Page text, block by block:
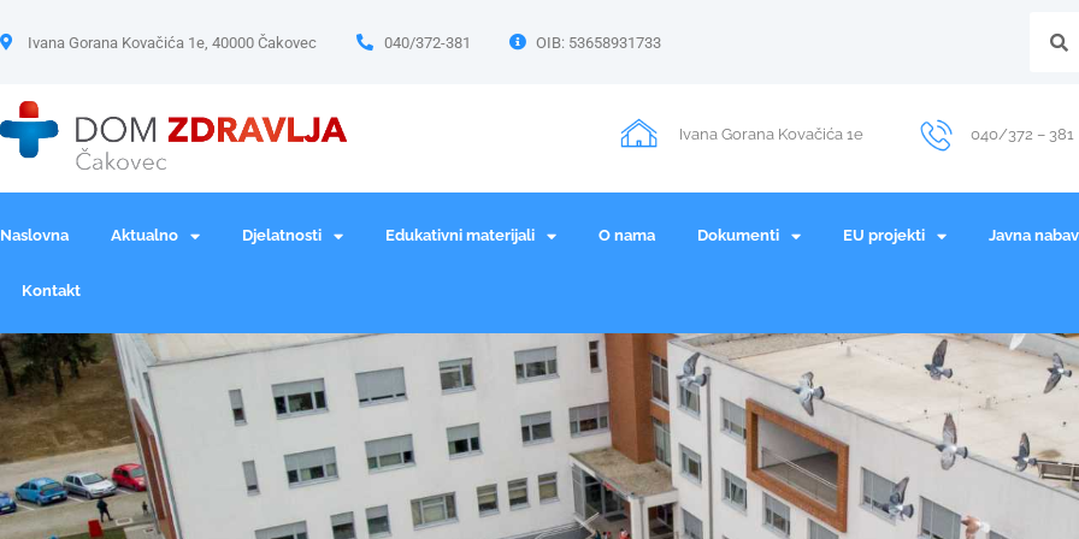
Ivana Gorana Kovačića 1e, 40000 Čakovec 040/372-381 OIB: 53658931733
Ivana Gorana Kovačića 1e 040/372 – 381
Naslovna Aktualno Djelatnosti Edukativni materijali O nama Dokumenti EU projekti Javna
Kontakt